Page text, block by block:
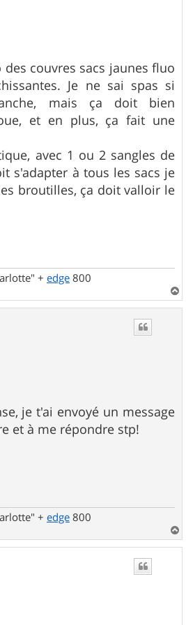
des couvres sacs jaunes fluo
Je ne sai spas si
mais ça doit bien
et en plus, ça fait une
avec 1 ou 2 sangles de
s'adapter à tous les sacs je
broutilles, ça doit valloir le
+ edge 800
a
je t'ai envoyé un message
et à me répondre stp!
+ edge 800
a